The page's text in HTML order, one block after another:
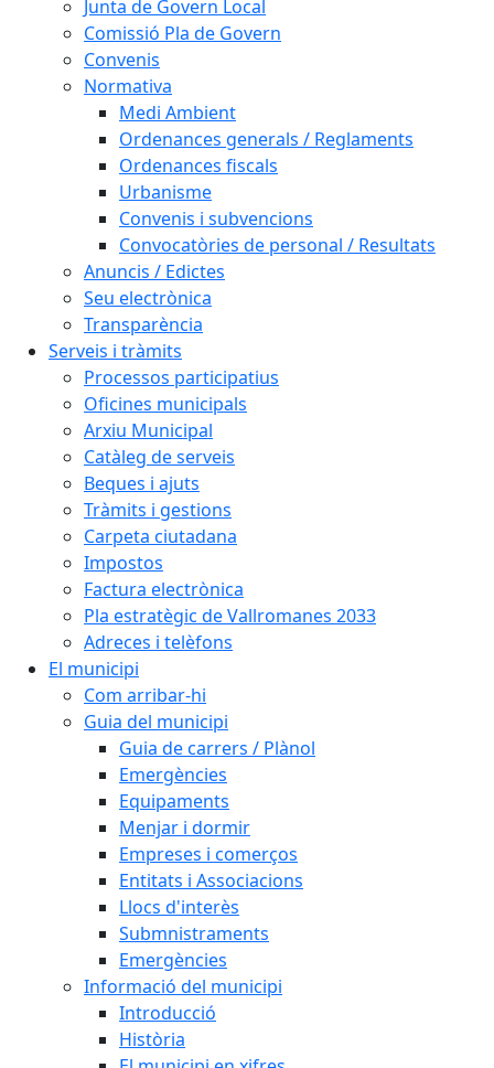
Junta de Govern Local
Comissió Pla de Govern
Convenis
Normativa
Medi Ambient
Ordenances generals / Reglaments
Ordenances fiscals
Urbanisme
Convenis i subvencions
Convocatòries de personal / Resultats
Anuncis / Edictes
Seu electrònica
Transparència
Serveis i tràmits
Processos participatius
Oficines municipals
Arxiu Municipal
Catàleg de serveis
Beques i ajuts
Tràmits i gestions
Carpeta ciutadana
Impostos
Factura electrònica
Pla estratègic de Vallromanes 2033
Adreces i telèfons
El municipi
Com arribar-hi
Guia del municipi
Guia de carrers / Plànol
Emergències
Equipaments
Menjar i dormir
Empreses i comerços
Entitats i Associacions
Llocs d'interès
Submnistraments
Emergències
Informació del municipi
Introducció
Història